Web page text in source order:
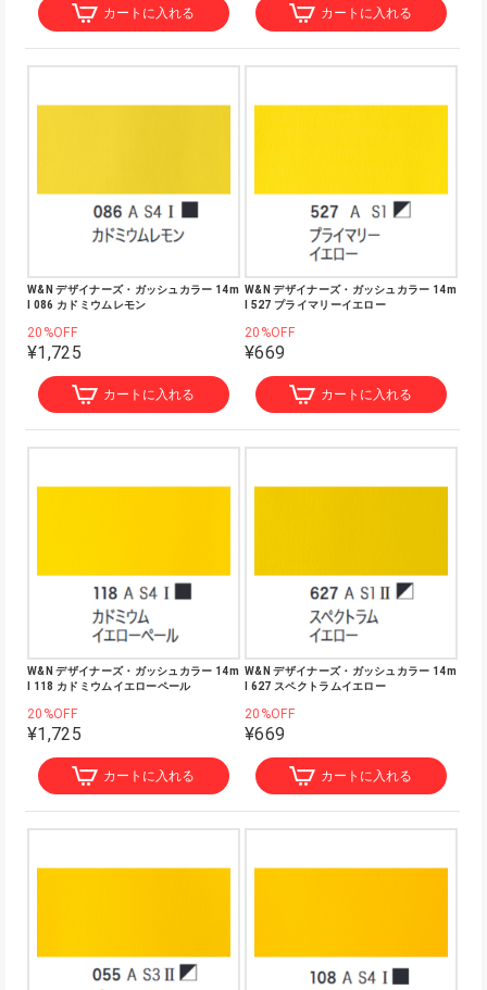
カートに入れる カートに入れる
W&N デザイナーズ・ガッシュカラー 14m
l 086 カドミウムレモン
20%OFF
¥1,725
カートに入れる
W&N デザイナーズ・ガッシュカラー 14m
l 527 プライマリーイエロー
20%OFF
¥669
カートに入れる
W&N デザイナーズ・ガッシュカラー 14m
l 118 カドミウムイエローペール
20%OFF
¥1,725
カートに入れる
W&N デザイナーズ・ガッシュカラー 14m
l 627 スペクトラムイエロー
20%OFF
¥669
カートに入れる